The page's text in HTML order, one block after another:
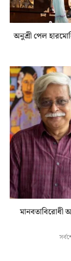
অনুশ্রী পেল
মানবতাবিরোধী